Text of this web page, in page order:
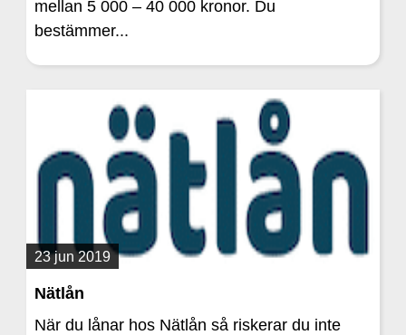
mellan 5 000 – 40 000 kronor. Du
bestämmer...
23 jun 2019
Nätlån
När du lånar hos Nätlån så riskerar du inte